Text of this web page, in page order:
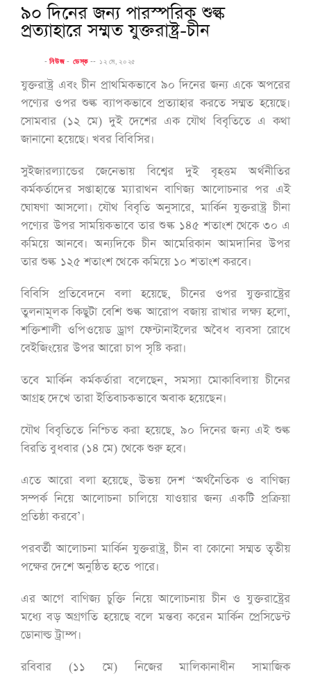
৯০ দিনের জন্য পারস্পরিক শুল্ক
প্রত্যাহারে সম্মত যুক্তরাষ্ট্র-চীন
-নিউজ - ডেস্ক -- ১২ মে, ২০২৫
যুক্তরাষ্ট্র এবং চীন প্রাথমিকভাবে ৯০ দিনের জন্য একে অপরের
পণ্যের ওপর শুল্ক ব্যাপকভাবে প্রত্যাহার করতে সম্মত হয়েছে।
সোমবার (১২ মে) দুই দেশের এক যৌথ বিবৃতিতে এ কথা
জানানো হয়েছে। খবর বিবিসির।
সুইজারল্যান্ডের জেনেভায় বিশ্বের দুই বৃহত্তম অর্থনীতির
কর্মকর্তাদের সপ্তাহান্তে ম্যারাথন বাণিজ্য আলোচনার পর এই
ঘোষণা আসলো। যৌথ বিবৃতি অনুসারে, মার্কিন যুক্তরাষ্ট্র চীনা
পণ্যের উপর সাময়িকভাবে তার শুল্ক ১৪৫ শতাংশ থেকে ৩০ এ
কমিয়ে আনবে। অন্যদিকে চীন আমেরিকান আমদানির উপর
তার শুল্ক ১২৫ শতাংশ থেকে কমিয়ে ১০ শতাংশ করবে।
বিবিসি প্রতিবেদনে বলা হয়েছে, চীনের ওপর যুক্তরাষ্ট্রের
তুলনামূলক কিছুটা বেশি শুল্ক আরোপ বজায় রাখার লক্ষ্য হলো,
শক্তিশালী ওপিওয়েড ড্রাগ ফেন্টানাইলের অবৈধ ব্যবসা রোধে
বেইজিংয়ের উপর আরো চাপ সৃষ্টি করা।
তবে মার্কিন কর্মকর্তারা বলেছেন, সমস্যা মোকাবিলায় চীনের
আগ্রহ দেখে তারা ইতিবাচকভাবে অবাক হয়েছেন।
যৌথ বিবৃতিতে নিশ্চিত করা হয়েছে, ৯০ দিনের জন্য এই শুল্ক
বিরতি বুধবার (১৪ মে) থেকে শুরু হবে।
এতে আরো বলা হয়েছে, উভয় দেশ ‘অর্থনৈতিক ও বাণিজ্য
সম্পর্ক নিয়ে আলোচনা চালিয়ে যাওয়ার জন্য একটি প্রক্রিয়া
প্রতিষ্ঠা করবে’।
পরবর্তী আলোচনা মার্কিন যুক্তরাষ্ট্র, চীন বা কোনো সম্মত তৃতীয়
পক্ষের দেশে অনুষ্ঠিত হতে পারে।
এর আগে বাণিজ্য চুক্তি নিয়ে আলোচনায় চীন ও যুক্তরাষ্ট্রের
মধ্যে বড় অগ্রগতি হয়েছে বলে মন্তব্য করেন মার্কিন প্রেসিডেন্ট
ডোনাল্ড ট্রাম্প।
রবিবার (১১ মে) নিজের মালিকানাধীন সামাজিক